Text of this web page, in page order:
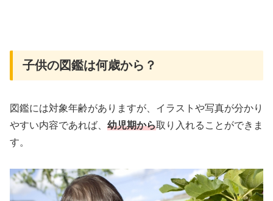
子供の図鑑は何歳から？
図鑑には対象年齢がありますが、イラストや写真が分かり
やすい内容であれば、 幼児期から取り入れることができま
す。